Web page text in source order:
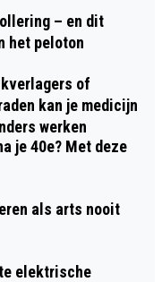
– en dit
het peloton
of
kan je medicijn
werken
je 40e? Met deze
als arts nooit
elektrische